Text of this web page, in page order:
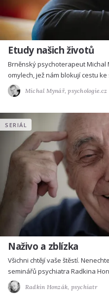
Etudy našich životů
Brněnský psychoterapeut Michal
omylech, jež nám blokují cestu
Michal Mynář,psychologie.cz
Naživo a zblízka
SERIÁL
Všichni chtějí vaše štěstí.
seminářů psychiatra Radkina
Radkin Honzák, psychiatr